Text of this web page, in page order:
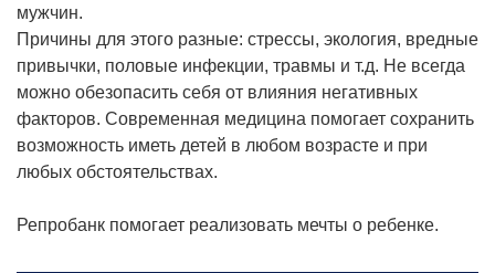
мужчин.
Причины для этого разные: стрессы, экология, вредные
привычки, половые инфекции, травмы и т.д. Не всегда
можно обезопасить себя от влияния негативных
факторов. Современная медицина помогает сохранить
возможность иметь детей в любом возрасте и при
любых обстоятельствах.
Репробанк помогает реализовать мечты о ребенке.